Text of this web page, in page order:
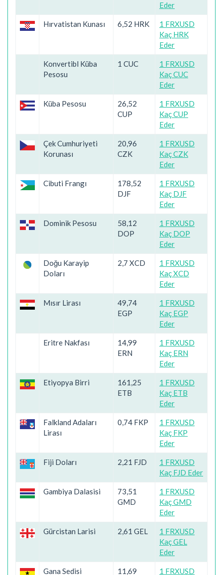
Eder
Hırvatistan Kunası 6,52 HRK
1 FRXUSD
Kaç HRK
Eder
Konvertibl Küba
Pesosu
1 CUC
1 FRXUSD
Kaç CUC
Eder
Küba Pesosu
26,52
CUP
1 FRXUSD
Kaç CUP
Eder
Çek Cumhuriyeti
Korunası
20,96
CZK
1 FRXUSD
Kaç CZK
Eder
Cibuti Frangı
178,52
DJF
1 FRXUSD
Kaç DJF
Eder
Dominik Pesosu
58,12
DOP
1 FRXUSD
Kaç DOP
Eder
Doğu Karayip
Doları
2,7 XCD
1 FRXUSD
Kaç XCD
Eder
Mısır Lirası
49,74
EGP
1 FRXUSD
Kaç EGP
Eder
Eritre Nakfası
14,99
ERN
1 FRXUSD
Kaç ERN
Eder
Etiyopya Birri
161,25
ETB
1 FRXUSD
Kaç ETB
Eder
Falkland Adaları
Lirası
0,74 FKP
1 FRXUSD
Kaç FKP
Eder
Fiji Doları 2,21 FJD
1 FRXUSD
Kaç FJD Eder
Gambiya Dalasisi
73,51
GMD
1 FRXUSD
Kaç GMD
Eder
Gürcistan Larisi 2,61 GEL
1 FRXUSD
Kaç GEL
Eder
Gana Sedisi 11,69 1 FRXUSD